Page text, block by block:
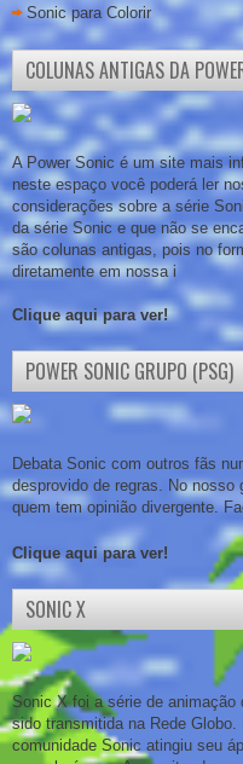
Sonic para Colorir
COLUNAS ANTIGAS DA
A Power Sonic é um site mais
neste espaço você poderá ler
considerações sobre a série
da série Sonic e que não se
são colunas antigas, pois no
diretamente em nossa i
Clique aqui para ver!
POWER SONIC GRUPO (PSG)
Debata Sonic com outros fãs
desprovido de regras. No nosso
quem tem opinião divergente.
Clique aqui para ver!
SONIC X
Sonic X foi a série de
sido transmitida na Rede
comunidade Sonic atingiu seu